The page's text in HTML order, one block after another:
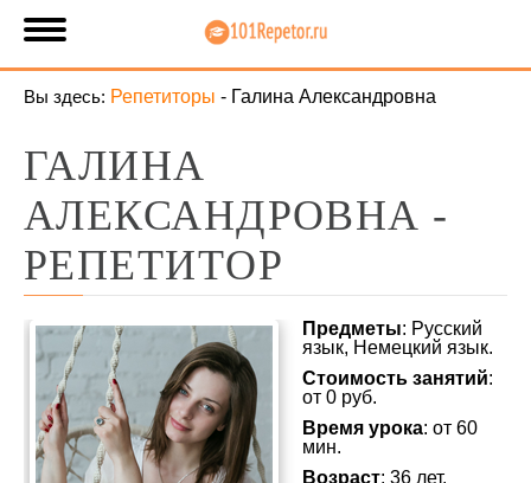
Вы здесь: Репетиторы - Галина Александровна
ГАЛИНА
АЛЕКСАНДРОВНА -
РЕПЕТИТОР
Предметы: Русский
язык, Немецкий язык.
Стоимость занятий:
от 0 руб.
Время урока: от 60
мин.
Возраст: 36 лет.